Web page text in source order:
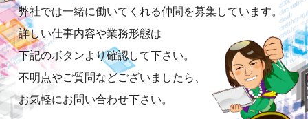
弊社では一緒に働いてくれる仲間を募集しています。
詳しい仕事内容や業務形態は
下記のボタンより確認して下さい。
不明点やご質問などございましたら、
お気軽にお問い合わせ下さい。